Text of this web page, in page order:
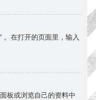
。在打开的页面里，输入
板或浏览自己的资料中